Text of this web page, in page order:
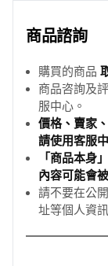
商品諮詢
購買的商品
商品咨詢及
服中心。
價格、賣家
請使用客服
「商品本身
內容可能會
請不要在公
址等個人資訊